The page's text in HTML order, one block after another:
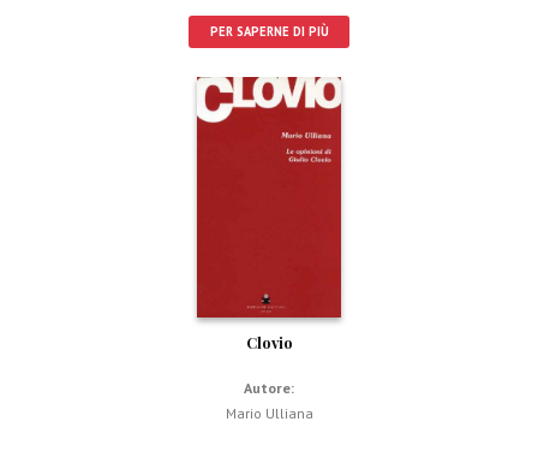
PER SAPERNE DI PIÙ
Clovio
Autore:
Mario Ulliana